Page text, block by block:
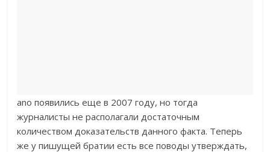
ano появились еще в 2007 году, но тогда
журналисты не располагали достаточным
количеством доказательств данного факта. Теперь
же у пишущей братии есть все поводы утверждать,